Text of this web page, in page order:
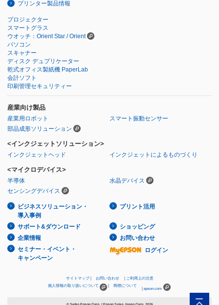
プリンター製品情報
プロジェクター
スマートグラス
ウオッチ：Orient Star / Orient
パソコン
スキャナー
ディスク デュプリケーター
乾式オフィス製紙機 PaperLab
会計ソフト
印刷管理セキュリティー
産業向け製品
産業用ロボット
スマート振動センサー
部品成形ソリューション
<インクジェットソリューション>
インクジェットヘッド インクジェットによるものづくり
<マイクロデバイス>
半導体
水晶デバイス
センシングデバイス
ビジネスソリューション・
導入事例
プリント活用
サポート&ダウンロード
ショッピング
企業情報
お問い合わせ
セミナー・イベント・
キャンペーン
ログイン
サイトマップ お問い合わせ
ご利用上の注意
個人情報の取り扱いについて
商標について
epson.com